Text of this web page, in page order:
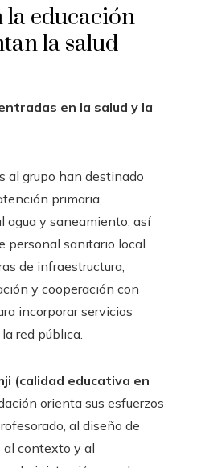
la educación
la salud
en la salud y la
al grupo han destinado
primaria,
agua y saneamiento, así
personal sanitario local.
de infraestructura,
y cooperación con
incorporar servicios
red pública.
(calidad educativa en
orienta sus esfuerzos
al diseño de
contexto y al